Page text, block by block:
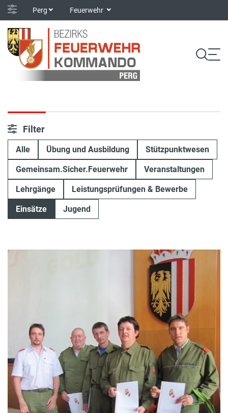
Perg Feuerwehr
Filter
Alle Übung und Ausbildung Stützpunktwesen
Gemeinsam.Sicher.Feuerwehr Veranstaltungen
Lehrgänge Leistungsprüfungen & Bewerbe
Einsätze Jugend